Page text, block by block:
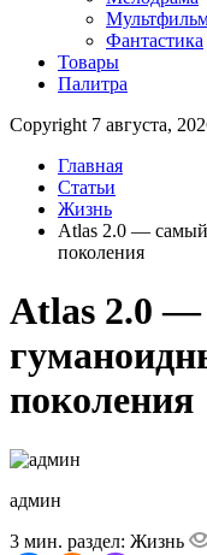
Фантастика
Товары
Палитра
Copyright 7 августа,
Главная
Статьи
Жизнь
Atlas 2.0 —
поколения
Atlas 2.0
поколения
админ
3 мин. раздел: Жизнь